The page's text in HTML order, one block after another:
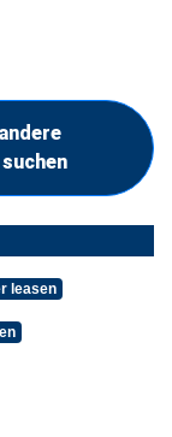
leasen